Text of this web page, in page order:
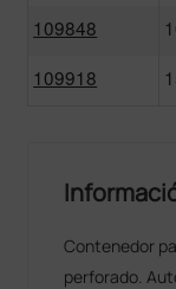
109848
109918
Contenedor
perforado.